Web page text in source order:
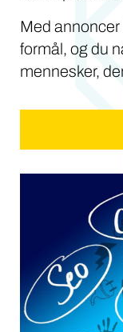
Med
formål, og du
mennesker,